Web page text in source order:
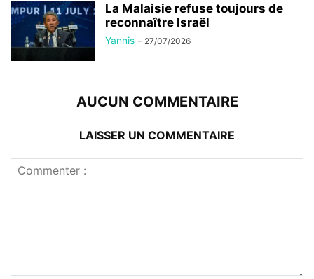
La Malaisie refuse toujours de
reconnaître Israël
Yannis - 27/07/2026
AUCUN COMMENTAIRE
LAISSER UN COMMENTAIRE